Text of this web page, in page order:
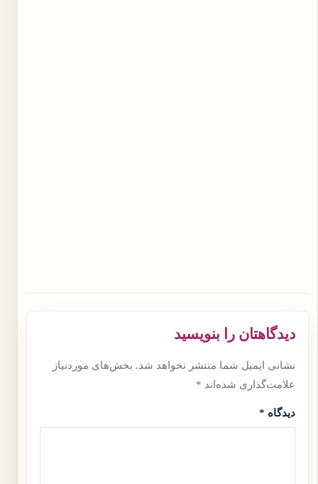
دیدگاهتان را بنویسید
نشانی ایمیل شما منتشر نخواهد شد. بخش‌های موردنیاز
علامت‌گذاری شده‌اند *
دیدگاه *